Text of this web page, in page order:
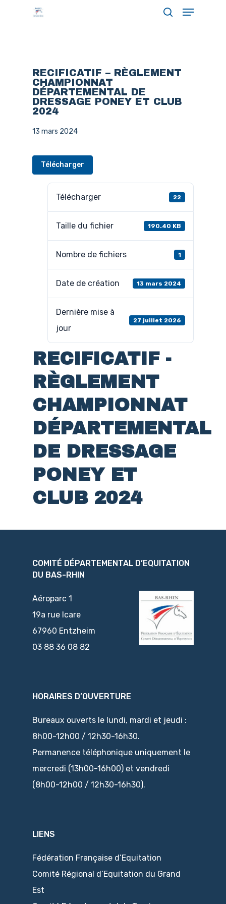
Menu
RECIFICATIF – RÈGLEMENT
CHAMPIONNAT
DÉPARTEMENTAL DE
DRESSAGE PONEY ET CLUB
2024
13 mars 2024
Télécharger
Télécharger 22
Taille du fichier 190.40 KB
Nombre de fichiers 1
Date de création 13 mars 2024
Dernière mise à
jour
27 juillet 2026
RECIFICATIF -
RÈGLEMENT
CHAMPIONNAT
DÉPARTEMENTAL
DE DRESSAGE
PONEY ET
CLUB 2024
COMITÉ DÉPARTEMENTAL D’EQUITATION
DU BAS-RHIN
Aéroparc 1
19a rue Icare
67960 Entzheim
03 88 36 08 82
HORAIRES D’OUVERTURE
Bureaux ouverts le lundi, mardi et jeudi :
8h00-12h00 / 12h30-16h30.
Permanence téléphonique uniquement le
mercredi (13h00-16h00) et vendredi
(8h00-12h00 / 12h30-16h30).
LIENS
Fédération Française d’Equitation
Comité Régional d’Equitation du Grand
Est